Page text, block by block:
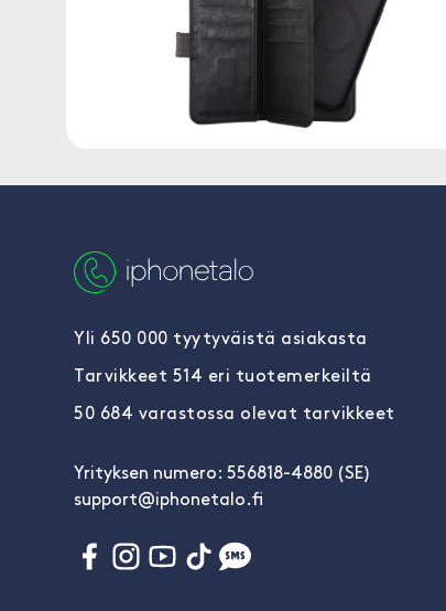
Yli 650 000 tyytyväistä asiakasta
Tarvikkeet 514 eri tuotemerkeiltä
50 684 varastossa olevat tarvikkeet
Yrityksen numero: 556818-4880 (SE)
support@iphonetalo.fi